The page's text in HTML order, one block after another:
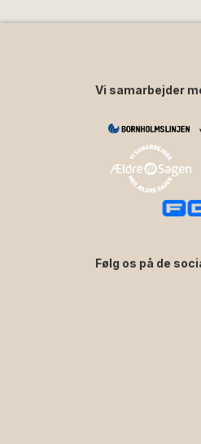
Vi samarbejder
Følg os på de